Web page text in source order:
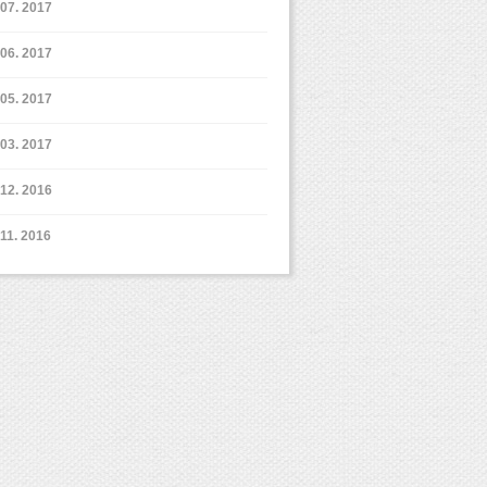
7. 2017
6. 2017
5. 2017
3. 2017
12. 2016
11. 2016